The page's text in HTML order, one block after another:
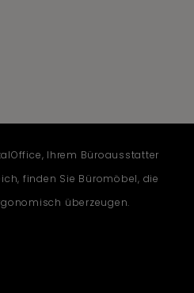
Ihrem Büroausstatter
finden Sie Büromöbel, die
überzeugen.